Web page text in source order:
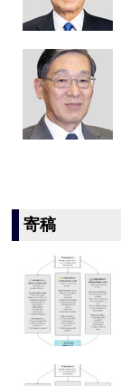
寄稿